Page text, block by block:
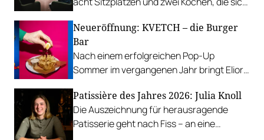
Neueröffnung: KVETCH – die Burger
Bar
Nach einem erfolgreichen Pop-Up
Sommer im vergangenen Jahr bringt Elior
„kvetched“ Burger Konzept – jetzt
langfristig auf die Taborstraße.
Patissière des Jahres 2026: Julia Knoll
Die Auszeichnung für herausragende
Patisserie geht nach Fiss – an eine